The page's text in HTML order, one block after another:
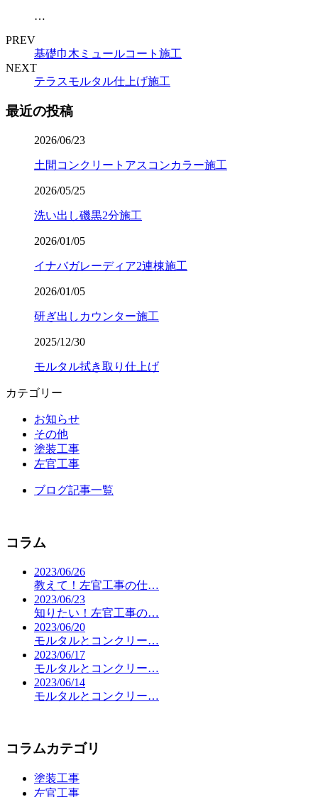
…
PREV
基礎巾木ミュールコート施工
NEXT
テラスモルタル仕上げ施工
最近の投稿
2026/06/23
土間コンクリートアスコンカラー施工
2026/05/25
洗い出し磯黒2分施工
2026/01/05
イナバガレーディア2連棟施工
2026/01/05
研ぎ出しカウンター施工
2025/12/30
モルタル拭き取り仕上げ
カテゴリー
お知らせ
その他
塗装工事
左官工事
ブログ記事一覧
コラム
2023/06/26
教えて！左官工事の仕…
2023/06/23
知りたい！左官工事の…
2023/06/20
モルタルとコンクリー…
2023/06/17
モルタルとコンクリー…
2023/06/14
モルタルとコンクリー…
コラムカテゴリ
塗装工事
左官工事